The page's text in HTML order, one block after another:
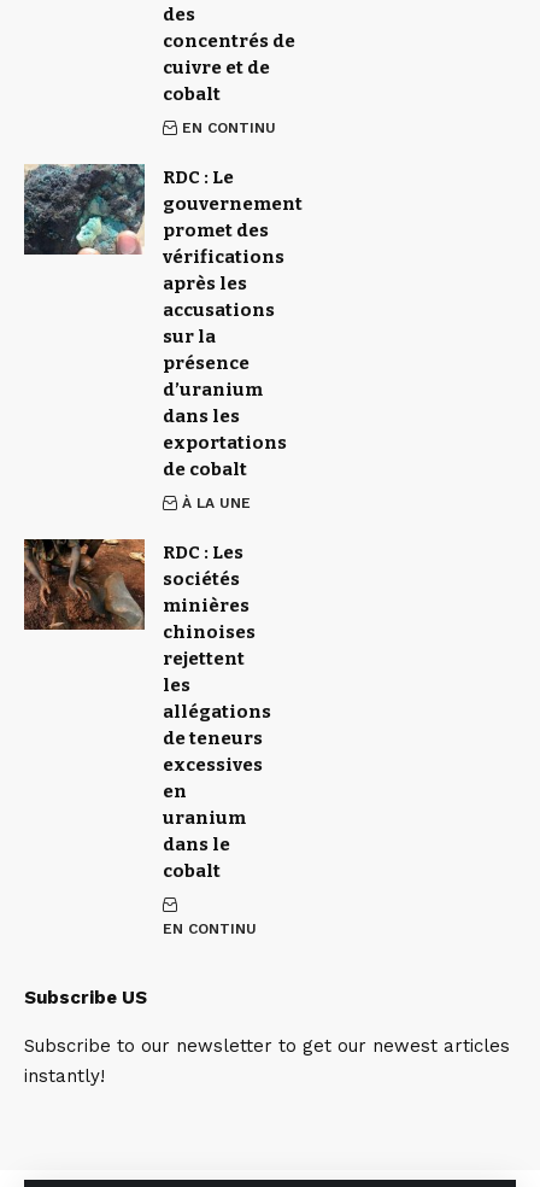
des
concentrés de
cuivre et de
cobalt
EN CONTINU
RDC : Le
gouvernement
promet des
vérifications
après les
accusations
sur la
présence
d’uranium
dans les
exportations
de cobalt
À LA UNE
RDC : Les
sociétés
minières
chinoises
rejettent
les
allégations
de teneurs
excessives
en
uranium
dans le
cobalt
EN CONTINU
Subscribe US
Subscribe to our newsletter to get our newest articles
instantly!